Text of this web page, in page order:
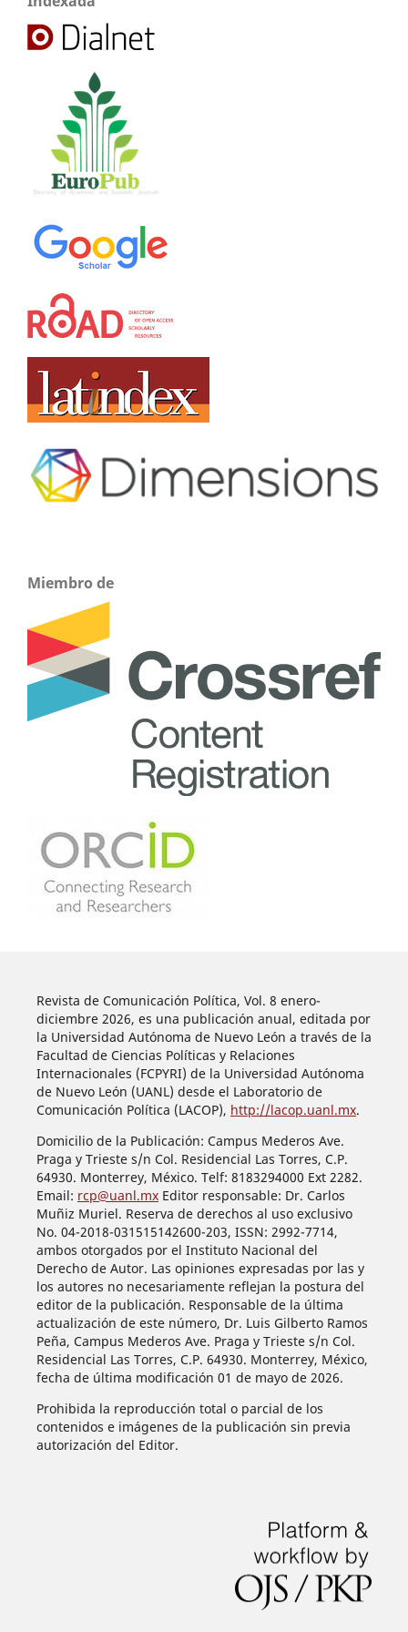
Miembro de
Revista de Comunicación Política, Vol. 8 enero-
diciembre 2026, es una publicación anual, editada por
la Universidad Autónoma de Nuevo León a través de la
Facultad de Ciencias Políticas y Relaciones
Internacionales (FCPYRI) de la Universidad Autónoma
de Nuevo León (UANL) desde el Laboratorio de
Comunicación Política (LACOP), http://lacop.uanl.mx.
Domicilio de la Publicación: Campus Mederos Ave.
Praga y Trieste s/n Col. Residencial Las Torres, C.P.
64930. Monterrey, México. Telf: 8183294000 Ext 2282.
Email: rcp@uanl.mxEditor responsable: Dr. Carlos
Muñiz Muriel. Reserva de derechos al uso exclusivo
No. 04-2018-031515142600-203, ISSN: 2992-7714,
ambos otorgados por el Instituto Nacional del
Derecho de Autor. Las opiniones expresadas por las y
los autores no necesariamente reflejan la postura del
editor de la publicación. Responsable de la última
actualización de este número, Dr. Luis Gilberto Ramos
Peña, Campus Mederos Ave. Praga y Trieste s/n Col.
Residencial Las Torres, C.P. 64930. Monterrey, México,
fecha de última modificación 01 de mayo de 2026.
Prohibida la reproducción total o parcial de los
contenidos e imágenes de la publicación sin previa
autorización del Editor.